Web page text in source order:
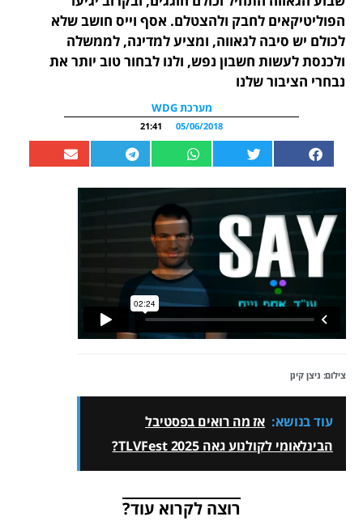
הפוליטיקאים לחבק ולהצטלם. אסף וייס חושב שלא
לכולם יש סיבה לגאווה, ומציע למדינה, לממשלה
ולכנסת לעשות חשבון נפש, ולנו לבחור טוב יותר את
נבחרי הציבור שלנו
מערכת WDG
05/06/2018
21:41
צילום: ניצן קינן
עוד בנושא: אז מה רואים בפסטיבל
הבינלאומי לקולנוע גאה TLVFest 2025?
רוצה לקרוא עוד?